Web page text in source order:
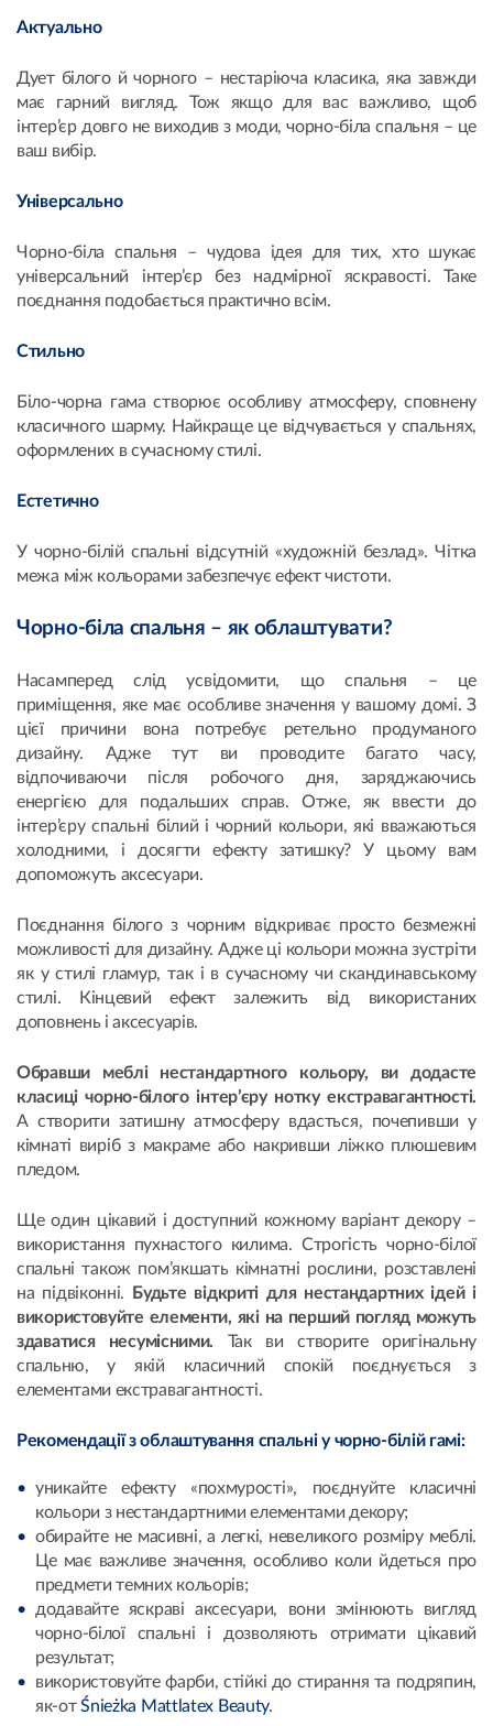
Актуально
Дует білого й чорного – нестаріюча класика, яка завжди
має гарний вигляд. Тож якщо для вас важливо, щоб
інтер’єр довго не виходив з моди, чорно-біла спальня – це
ваш вибір.
Універсально
Чорно-біла спальня – чудова ідея для тих, хто шукає
універсальний інтер’єр без надмірної яскравості. Таке
поєднання подобається практично всім.
Стильно
Біло-чорна гама створює особливу атмосферу, сповнену
класичного шарму. Найкраще це відчувається у спальнях,
оформлених в сучасному стилі.
Естетично
У чорно-білій спальні відсутній «художній безлад». Чітка
межа між кольорами забезпечує ефект чистоти.
Чорно-біла спальня – як облаштувати?
Насамперед слід усвідомити, що спальня – це
приміщення, яке має особливе значення у вашому домі. З
цієї причини вона потребує ретельно продуманого
дизайну. Адже тут ви проводите багато часу,
відпочиваючи після робочого дня, заряджаючись
енергією для подальших справ. Отже, як ввести до
інтер’єру спальні білий і чорний кольори, які вважаються
холодними, і досягти ефекту затишку? У цьому вам
допоможуть аксесуари.
Поєднання білого з чорним відкриває просто безмежні
можливості для дизайну. Адже ці кольори можна зустріти
як у стилі гламур, так і в сучасному чи скандинавському
стилі. Кінцевий ефект залежить від використаних
доповнень і аксесуарів.
Обравши меблі нестандартного кольору, ви додасте
класиці чорно-білого інтер’єру нотку екстравагантності.
А створити затишну атмосферу вдасться, почепивши у
кімнаті виріб з макраме або накривши ліжко плюшевим
пледом.
Ще один цікавий і доступний кожному варіант декору –
використання пухнастого килима. Строгість чорно-білої
спальні також пом’якшать кімнатні рослини, розставлені
на підвіконні.
Будьте відкриті для нестандартних ідей і
використовуйте елементи, які на перший погляд можуть
здаватися несумісними. Так ви створите оригінальну
спальню, у якій класичний спокій поєднується з
елементами екстравагантності.
Рекомендації з облаштування спальні у чорно-білій гамі:
уникайте ефекту «похмурості», поєднуйте класичні
кольори з нестандартними елементами декору;
обирайте не масивні, а легкі, невеликого розміру меблі.
Це має важливе значення, особливо коли йдеться про
предмети темних кольорів;
додавайте яскраві аксесуари, вони змінюють вигляд
чорно-білої спальні і дозволяють отримати цікавий
результат;
використовуйте фарби, стійкі до стирання та подряпин,
як-отŚnieżka Mattlatex Beauty.